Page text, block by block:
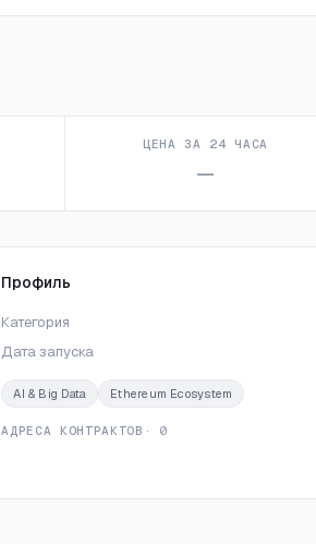
ЦЕНА ЗА 24 ЧАСА
—
Профиль
Категория
Дата запуска
AI & Big Data Ethereum Ecosystem
АДРЕСА КОНТРАКТОВ · 0